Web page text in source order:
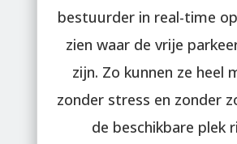
bestuurder in real-time
zien waar de vrije
zijn. Zo kunnen ze heel
zonder stress en zonder
de beschikbare plek